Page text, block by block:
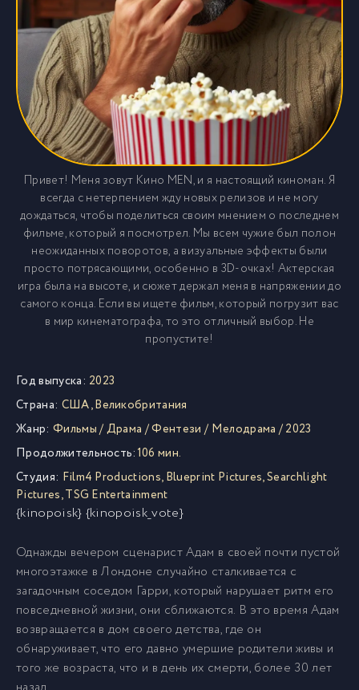
Привет! Меня зовут Кино MEN, и я настоящий киноман. Я
всегда с нетерпением жду новых релизов и не могу
дождаться, чтобы поделиться своим мнением о последнем
фильме, который я посмотрел. Мы всем чужие был полон
неожиданных поворотов, а визуальные эффекты были
просто потрясающими, особенно в 3D-очках! Актерская
игра была на высоте, и сюжет держал меня в напряжении до
самого конца. Если вы ищете фильм, который погрузит вас
в мир кинематографа, то это отличный выбор. Не
пропустите!
Год выпуска: 2023
Страна: США,Великобритания
Жанр: Фильмы/Драма /Фентези / Мелодрама /2023
Продолжительность:106 мин.
Студия: Film4 Productions,Blueprint Pictures,Searchlight
Pictures,TSG Entertainment
{kinopoisk} {kinopoisk_vote}
Однажды вечером сценарист Адам в своей почти пустой
многоэтажке в Лондоне случайно сталкивается с
загадочным соседом Гарри, который нарушает ритм его
повседневной жизни, они сближаются. В это время Адам
возвращается в дом своего детства, где он
обнаруживает, что его давно умершие родители живы и
того же возраста, что и в день их смерти, более 30 лет